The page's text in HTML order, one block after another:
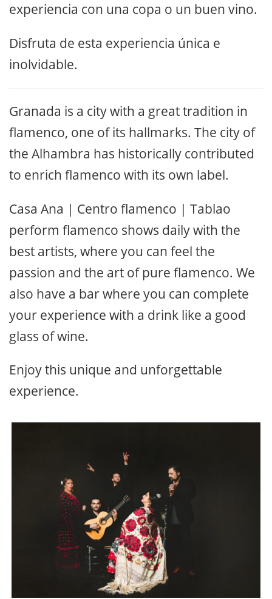
experiencia con una copa o un buen vino.
Disfruta de esta experiencia única e
inolvidable.
Granada is a city with a great tradition in
flamenco, one of its hallmarks. The city of
the Alhambra has historically contributed
to enrich flamenco with its own label.
Casa Ana | Centro flamenco | Tablao
perform flamenco shows daily with the
best artists, where you can feel the
passion and the art of pure flamenco. We
also have a bar where you can complete
your experience with a drink like a good
glass of wine.
Enjoy this unique and unforgettable
experience.